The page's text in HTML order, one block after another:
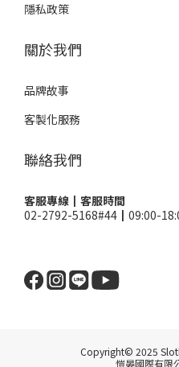
隱私政策
關於我們
品牌故事
客製化服務
聯絡我們
客服專線┃客服時間
02-2792-5168#44┃09:00-
Copyright© 2025
愷晏國際有限